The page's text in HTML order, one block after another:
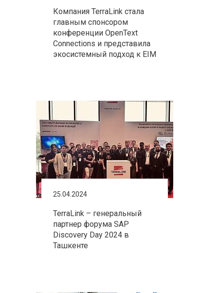
Компания TerraLink стала
главным спонсором
конференции OpenText
Connections и представила
экосистемный подход к EIM
25.04.2024
TerraLink – генеральный
партнер форума SAP
Discovery Day 2024 в
Ташкенте